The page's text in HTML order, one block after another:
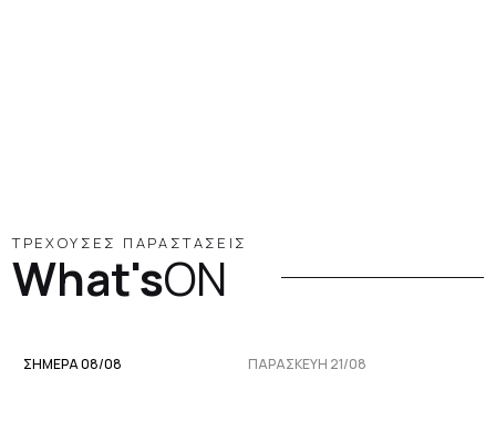
ΤΡΕΧΟΥΣΕΣ ΠΑΡΑΣΤΑΣΕΙΣ
What'sON
ΣΗΜΕΡΑ 08/08 ΠΑΡΑΣΚΕΥΉ 21/08